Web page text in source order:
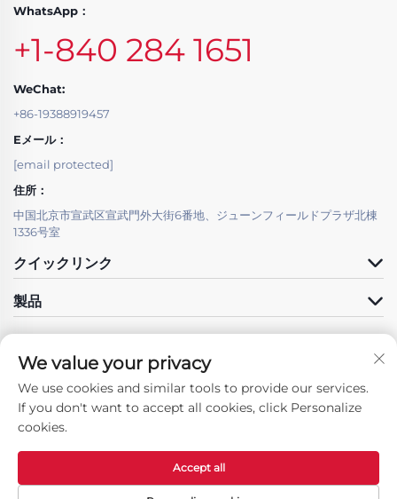
WhatsApp：
+1-840 284 1651
WeChat:
+86-19388919457
Eメール：
[email protected]
住所：
中国北京市宣武区宣武門外大街6番地、ジューンフィールドプラザ北棟
1336号室
クイックリンク
製品
フォローする
著作権 © 北京LSJテクノロジー発展有限公司 すべての権利を保有します -
ライバシーポリシー
We value your privacy
We use cookies and similar tools to provide our services.
If you don't want to accept all cookies, click Personalize
cookies.
Accept all